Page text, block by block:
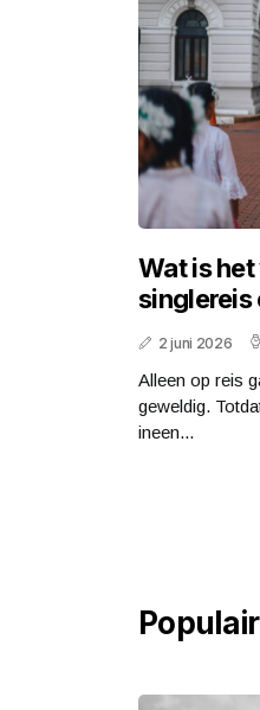
Wat is
singlereis
2 juni 2026
Alleen op reis
geweldig.
ineen...